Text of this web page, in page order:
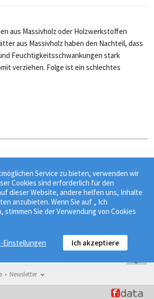
aus Massivholz oder Holzwerkstoffen
aus Massivholz haben den Nachteil, dass
Feuchtigkeitsschwankungen stark
verziehen. Folge ist ein schlechtes
Bohrung• Erkundungsbohrung•ESG
Newsletter
Service zu bieten, verwenden wir
Cookies sind erforderlich für den
dieser Website, andere helfen uns, Inhalte
anzubieten. Wenn Sie auf „ Ich
stimmen Sie der Verwendung von Cookies
Einstellungen Ich akzeptiere